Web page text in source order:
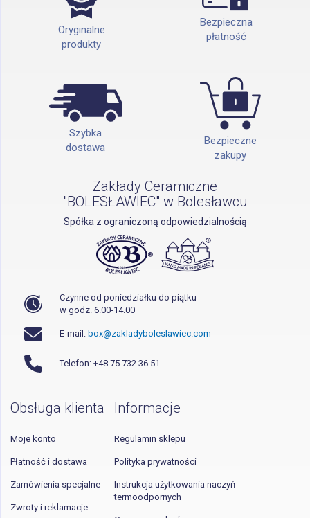
Oryginalne
produkty
Bezpieczna
płatność
Szybka
dostawa
Bezpieczne
zakupy
Zakłady Ceramiczne
"BOLESŁAWIEC" w Bolesławcu
Spółka z ograniczoną odpowiedzialnością
Czynne od poniedziałku do piątku
w godz. 6.00-14.00
E-mail: box@zakladyboleslawiec.com
Telefon: +48 75 732 36 51
Obsługa klienta
Moje konto
Płatność i dostawa
Zamówienia specjalne
Zwroty i reklamacje
Informacje
Regulamin sklepu
Polityka prywatności
Instrukcja użytkowania naczyń
termoodpornych